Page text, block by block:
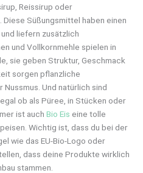
Reissirup oder
Süßungsmittel haben einen
liefern zusätzlich
und Vollkornmehle spielen in
sie geben Struktur, Geschmack
sorgen pflanzliche
Und natürlich sind
ob als Püree, in Stücken oder
ist auchBio Eis eine tolle
Wichtig ist, dass du bei der
wie das EU-Bio-Logo oder
dass deine Produkte wirklich
stammen.